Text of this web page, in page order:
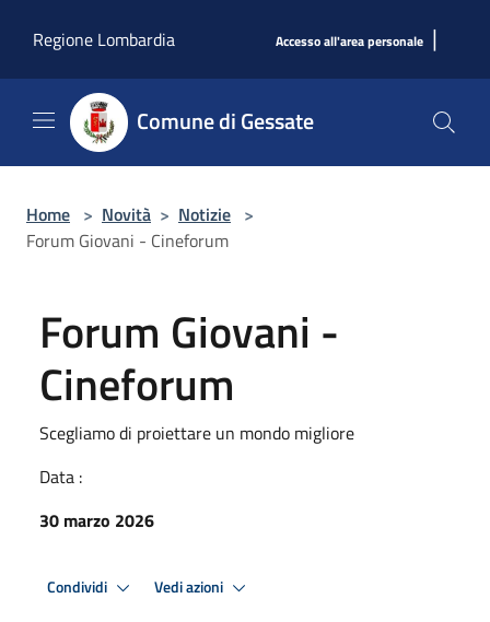
Regione Lombardia
Accesso all'area personale |
Comune di Gessate
Home > Novità > Notizie >
Forum Giovani - Cineforum
Forum Giovani -
Cineforum
Scegliamo di proiettare un mondo migliore
Data :
30 marzo 2026
Condividi Vedi azioni